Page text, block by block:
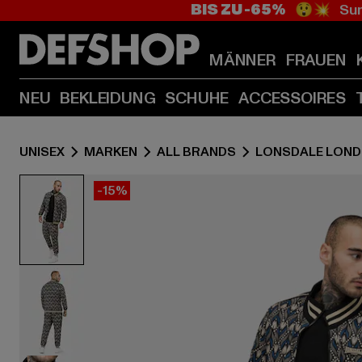
BIS ZU -65% 😲💥
MÄNNER FRAUEN
NEU BEKLEIDUNG SCHUHE ACCESSOIRES
UNISEX MARKEN ALL BRANDS LONSDALE
-15%